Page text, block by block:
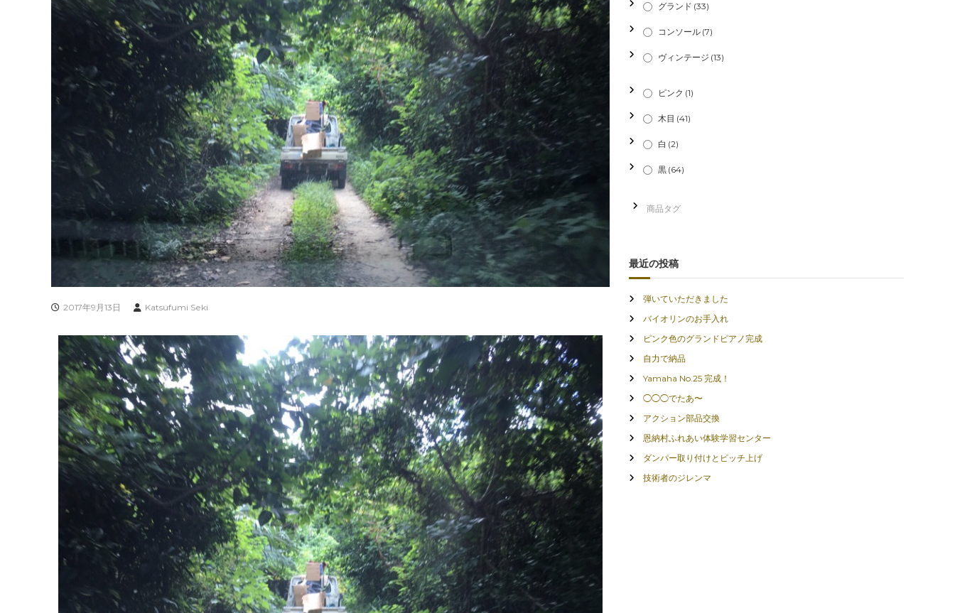
2017年9月13日 Katsufumi Seki
グランド (33)
コンソール (7)
ヴィンテージ (13)
ピンク (1)
木目 (41)
白 (2)
黒 (64)
最近の投稿
弾いていただきました
バイオリンのお手入れ
ピンク色のグランドピアノ完成
自力で納品
Yamaha No.25 完成！
◯◯◯でたあ〜
アクション部品交換
恩納村ふれあい体験学習センター
ダンパー取り付けとピッチ上げ
技術者のジレンマ